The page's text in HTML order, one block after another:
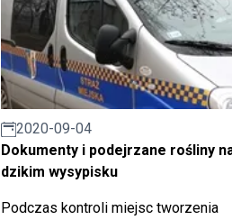
2020-09-04
Dokumenty i podejrzane rośliny
dzikim wysypisku
Podczas kontroli miejsc tworzenia